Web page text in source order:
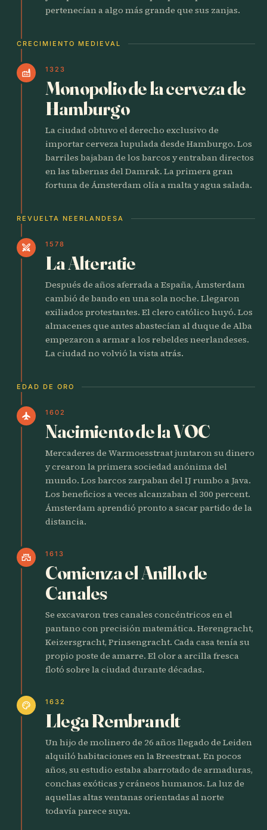
pertenecían a algo más grande que sus zanjas.
CRECIMIENTO MEDIEVAL
factory 1323
Monopolio de la cerveza de
Hamburgo
La ciudad obtuvo el derecho exclusivo de
importar cerveza lupulada desde Hamburgo. Los
barriles bajaban de los barcos y entraban directos
en las tabernas del Damrak. La primera gran
fortuna de Ámsterdam olía a malta y agua salada.
REVUELTA NEERLANDESA
swords 1578
La Alteratie
Después de años aferrada a España, Ámsterdam
cambió de bando en una sola noche. Llegaron
exiliados protestantes. El clero católico huyó. Los
almacenes que antes abastecían al duque de Alba
empezaron a armar a los rebeldes neerlandeses.
La ciudad no volvió la vista atrás.
EDAD DE ORO
flight 1602
Nacimiento de la VOC
Mercaderes de Warmoesstraat juntaron su dinero
y crearon la primera sociedad anónima del
mundo. Los barcos zarpaban del IJ rumbo a Java.
Los beneficios a veces alcanzaban el 300 percent.
Ámsterdam aprendió pronto a sacar partido de la
distancia.
castle 1613
Comienza el Anillo de
Canales
Se excavaron tres canales concéntricos en el
pantano con precisión matemática. Herengracht,
Keizersgracht, Prinsengracht. Cada casa tenía su
propio poste de amarre. El olor a arcilla fresca
flotó sobre la ciudad durante décadas.
palette 1632
Llega Rembrandt
Un hijo de molinero de 26 años llegado de Leiden
alquiló habitaciones en la Breestraat. En pocos
años, su estudio estaba abarrotado de armaduras,
conchas exóticas y cráneos humanos. La luz de
aquellas altas ventanas orientadas al norte
todavía parece suya.